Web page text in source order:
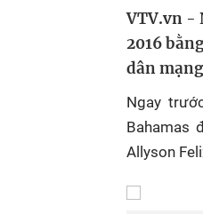
VTV.vn -
2016
dân
Ngay
Bahamas
Allyson